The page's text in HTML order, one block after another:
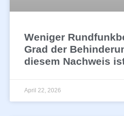
Weniger
Grad der
diesem Nachweis
April 22, 2026